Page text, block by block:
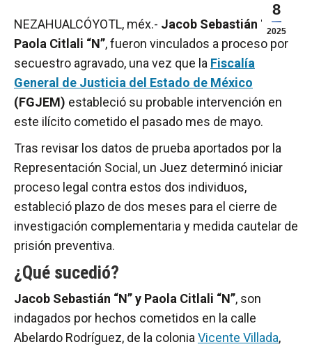
8
2025
NEZAHUALCÓYOTL, méx.- Jacob Sebastián “N” y
Paola Citlali “N”, fueron vinculados a proceso por
secuestro agravado, una vez que la Fiscalía
General de Justicia del Estado de México
(FGJEM) estableció su probable intervención en
este ilícito cometido el pasado mes de mayo.
Tras revisar los datos de prueba aportados por la
Representación Social, un Juez determinó iniciar
proceso legal contra estos dos individuos,
estableció plazo de dos meses para el cierre de
investigación complementaria y medida cautelar de
prisión preventiva.
¿Qué sucedió?
Jacob Sebastián “N” y Paola Citlali “N”, son
indagados por hechos cometidos en la calle
Abelardo Rodríguez, de la coloniaVicente Villada,